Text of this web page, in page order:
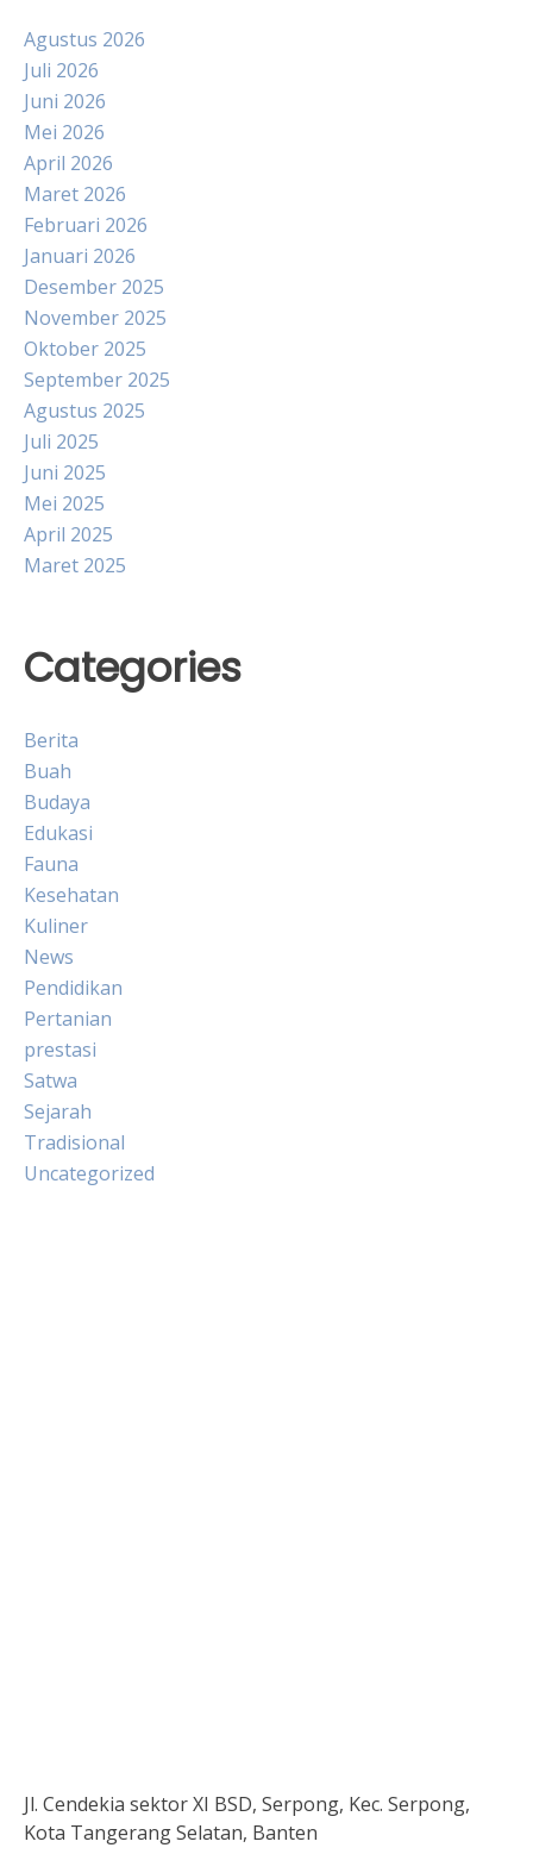
Agustus 2026
Juli 2026
Juni 2026
Mei 2026
April 2026
Maret 2026
Februari 2026
Januari 2026
Desember 2025
November 2025
Oktober 2025
September 2025
Agustus 2025
Juli 2025
Juni 2025
Mei 2025
April 2025
Maret 2025
Categories
Berita
Buah
Budaya
Edukasi
Fauna
Kesehatan
Kuliner
News
Pendidikan
Pertanian
prestasi
Satwa
Sejarah
Tradisional
Uncategorized
Jl. Cendekia sektor XI BSD, Serpong, Kec. Serpong,
Kota Tangerang Selatan, Banten